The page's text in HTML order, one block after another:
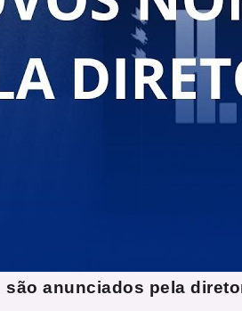
são anunciados pela